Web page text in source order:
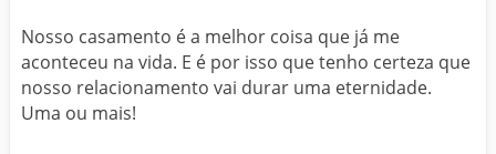
Nosso casamento é a melhor coisa que já me
aconteceu na vida. E é por isso que tenho certeza que
nosso relacionamento vai durar uma eternidade.
Uma ou mais!